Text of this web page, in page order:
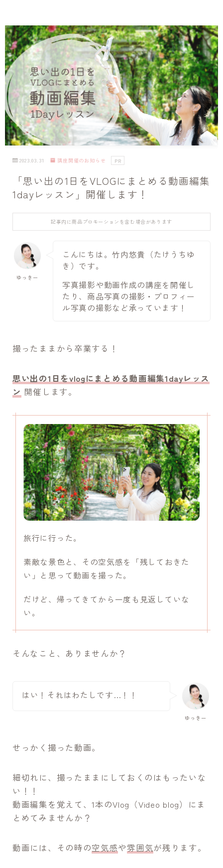
2023.03.31 講座開催のお知らせ PR
「思い出の1日をVLOGにまとめる動画編集
1dayレッスン」開催します！
記事内に商品プロモーションを含む場合があります
ゆっきー
こんにちは。竹内悠貴（たけうちゆ
き）です。
写真撮影や動画作成の講座を開催し
たり、商品写真の撮影・プロフィー
ル写真の撮影など承っています！
撮ったままから卒業する！
思い出の1日をvlogにまとめる動画編集1dayレッス
ン 開催します。
旅行に行った。
素敵な景色と、その空気感を「残しておきた
い」と思って動画を撮った。
だけど、帰ってきてから一度も見返していな
い。
そんなこと、ありませんか？
ゆっきー
はい！それはわたしです…！！
せっかく撮った動画。
細切れに、撮ったままにしておくのはもったいな
い！！
動画編集を覚えて、1本のVlog（Video blog）にま
とめてみませんか？
動画には、その時の空気感や雰囲気が残ります。